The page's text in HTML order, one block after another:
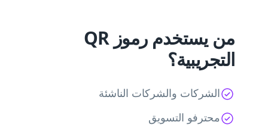
من يستخدم رموز QR
التجريبية؟
الشركات والشركات الناشئة
محترفو التسويق